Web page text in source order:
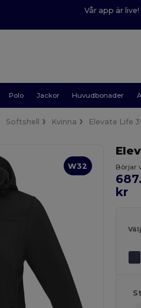
Vår app är
Polo Jackor Huvudbonader
Softshell Kvinna Elevate Life
W32 Börjar
kr